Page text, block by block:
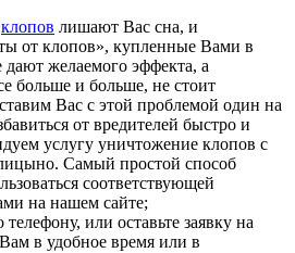
клопов лишают Вас сна, и
от клопов», купленные Вами в
желаемого эффекта, а
больше и больше, не стоит
Вас с этой проблемой один на
от вредителей быстро и
услугу уничтожение клопов с
Самый простой способ
соответствующей
на нашем сайте;
или оставьте заявку на
в удобное время или в